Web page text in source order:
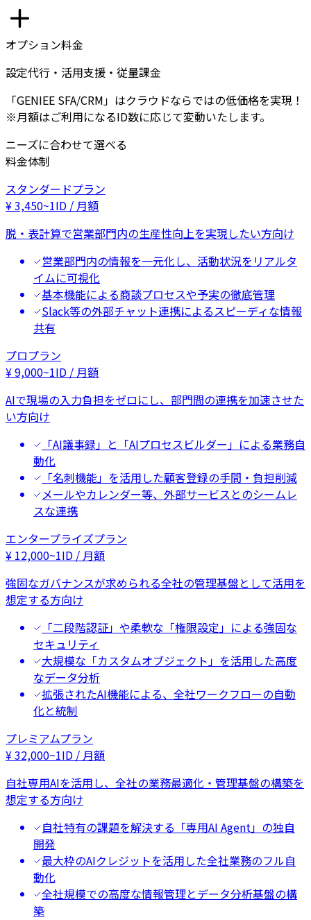
オプション料金
設定代行・活用支援・従量課金
「GENIEE SFA/CRM」はクラウドならではの低価格を実現！
※月額はご利用になるID数に応じて変動いたします。
ニーズに合わせて選べる
料金体制
スタンダードプラン
¥3,450~1ID / 月額
脱・表計算で営業部門内の生産性向上を実現したい方向け
営業部門内の情報を一元化し、活動状況をリアルタ
イムに可視化
基本機能による商談プロセスや予実の徹底管理
Slack等の外部チャット連携によるスピーディな情報
共有
プロプラン
¥9,000~1ID / 月額
AIで現場の入力負担をゼロにし、部門間の連携を加速させた
い方向け
「AI議事録」と「AIプロセスビルダー」による業務自
動化
「名刺機能」を活用した顧客登録の手間・負担削減
メールやカレンダー等、外部サービスとのシームレ
スな連携
エンタープライズプラン
¥ 12,000~1ID / 月額
強固なガバナンスが求められる全社の管理基盤として活用を
想定する方向け
「二段階認証」や柔軟な「権限設定」による強固な
セキュリティ
大規模な「カスタムオブジェクト」を活用した高度
なデータ分析
拡張されたAI機能による、全社ワークフローの自動
化と統制
プレミアムプラン
¥32,000~1ID / 月額
自社専用AIを活用し、全社の業務最適化・管理基盤の構築を
想定する方向け
自社特有の課題を解決する「専用AI Agent」の独自
開発
最大枠のAIクレジットを活用した全社業務のフル自
動化
全社規模での高度な情報管理とデータ分析基盤の構
築